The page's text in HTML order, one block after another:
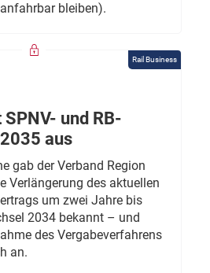
bleiben).
Rail Business
und RB-
aus
gab der Verband Region
Verlängerung des aktuellen
um zwei Jahre bis
2034 bekannt – und
des Vergabeverfahrens
an.